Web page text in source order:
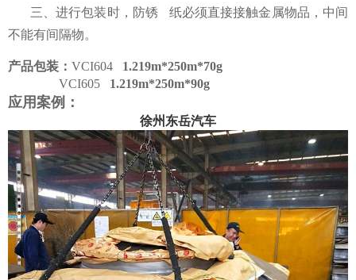
三、进行包装时，防锈 纸必须直接接触金属物品，中间
不能有间隔物。
产品包装： VCI604
1.219m*250m*70g
VCI605 1.219m*250m*90g
应用案例：
徐州东岳汽车